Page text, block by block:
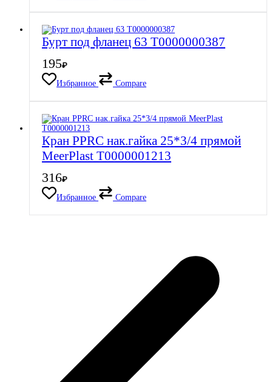
Бурт под фланец 63 Т0000000387
195₽
Избранное
Compare
Кран PPRC нак.гайка 25*3/4 прямой
MeerPlast Т0000001213
316₽
Избранное
Compare